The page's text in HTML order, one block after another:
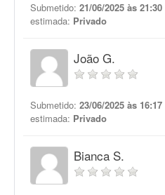
Submetido: 21/06/2025 às 21:30
estimada: Privado
João G.
Submetido: 23/06/2025 às 16:17
estimada: Privado
Bianca S.